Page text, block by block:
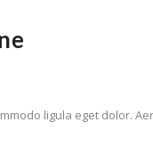
ligula eget dolor.